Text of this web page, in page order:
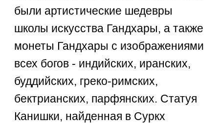
были артистические шедевры
школы искусства Гандхары, а также
монеты Гандхары с изображениями
всех богов - индийских, иранских,
буддийских, греко-римских,
бектрианских, парфянских. Статуя
Канишки, найденная в Суркх